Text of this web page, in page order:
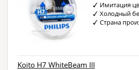
Имитация
Холодный
Страна
Koito H7 WhiteBeam III